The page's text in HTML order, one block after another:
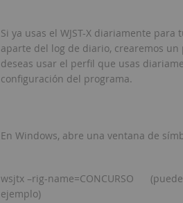
Si ya usas el WJST-X diariamente
aparte del log de diario, crearemos
deseas usar el perfil que usas
configuración del programa.
En Windows, abre una ventana de
wsjtx –rig-name=CONCURSO (puede
ejemplo)